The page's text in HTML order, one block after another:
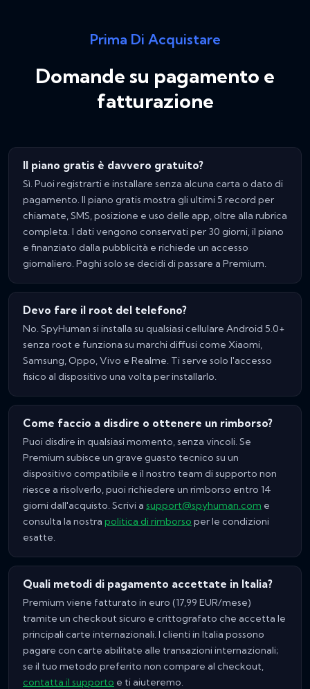
Prima Di Acquistare
Domande su pagamento e
fatturazione
Il piano gratis è davvero gratuito?
Sì. Puoi registrarti e installare senza alcuna carta o dato di
pagamento. Il piano gratis mostra gli ultimi 5 record per
chiamate, SMS, posizione e uso delle app, oltre alla rubrica
completa. I dati vengono conservati per 30 giorni, il piano
e finanziato dalla pubblicità e richiede un accesso
giornaliero. Paghi solo se decidi di passare a Premium.
Devo fare il root del telefono?
No. SpyHuman si installa su qualsiasi cellulare Android 5.0+
senza root e funziona su marchi diffusi come Xiaomi,
Samsung, Oppo, Vivo e Realme. Ti serve solo l'accesso
fisico al dispositivo una volta per installarlo.
Come faccio a disdire o ottenere un rimborso?
Puoi disdire in qualsiasi momento, senza vincoli. Se
Premium subisce un grave guasto tecnico su un
dispositivo compatibile e il nostro team di supporto non
riesce a risolverlo, puoi richiedere un rimborso entro 14
giorni dall'acquisto. Scrivi a support@spyhuman.com e
consulta la nostra politica di rimborso per le condizioni
esatte.
Quali metodi di pagamento accettate in Italia?
Premium viene fatturato in euro (17,99 EUR/mese)
tramite un checkout sicuro e crittografato che accetta le
principali carte internazionali. I clienti in Italia possono
pagare con carte abilitate alle transazioni internazionali;
se il tuo metodo preferito non compare al checkout,
contatta il supporto e ti aiuteremo.